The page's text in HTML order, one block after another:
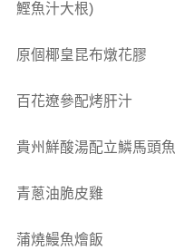
鰹魚汁大根)
原個椰皇昆布燉花膠
百花遼參配烤肝汁
貴州鮮酸湯配立鱗馬頭魚
青蔥油脆皮雞
蒲燒鰻魚燴飯